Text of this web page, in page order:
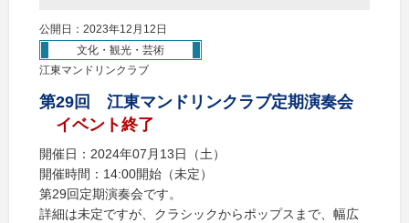
公開日：2023年12月12日
文化・観光・芸術
江東マンドリンクラブ
第29回 江東マンドリンクラブ定期演奏会
イベント終了
開催日：2024年07月13日（土）
開催時間：14:00開始（未定）
第29回定期演奏会です。
詳細は未定ですが、クラシックからポップスまで、幅広